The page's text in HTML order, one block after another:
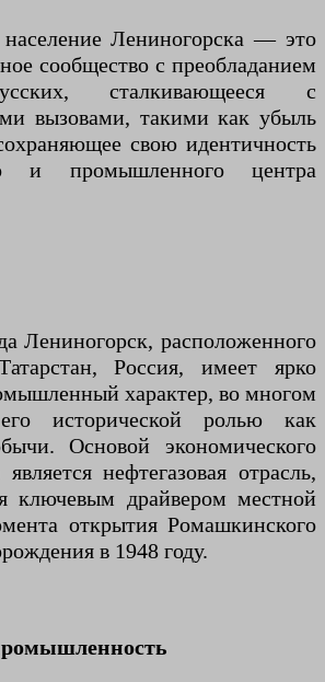
Лениногорска — это
сообщество с преобладанием
сталкивающееся с
вызовами, такими как убыль
свою идентичность
и промышленного центра
Лениногорск, расположенного
Россия, имеет ярко
характер, во многом
исторической ролью как
Основой экономического
нефтегазовая отрасль,
ключевым драйвером местной
открытия Ромашкинского
в 1948 году.